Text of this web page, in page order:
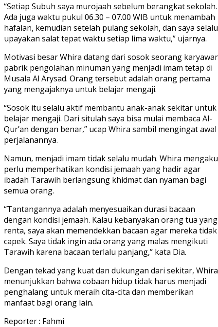
“Setiap Subuh saya murojaah sebelum berangkat sekolah.
Ada juga waktu pukul 06.30 – 07.00 WIB untuk menambah
hafalan, kemudian setelah pulang sekolah, dan saya selalu
upayakan salat tepat waktu setiap lima waktu,” ujarnya.
Motivasi besar Whira datang dari sosok seorang
pabrik pengolahan minuman yang menjadi imam tetap di
Musala Al Arysad. Orang tersebut adalah orang pertama
yang mengajaknya untuk belajar mengaji.
“Sosok itu selalu aktif membantu anak-anak sekitar untuk
belajar mengaji. Dari situlah saya bisa mulai membaca Al-
Qur’an dengan benar,” ucap Whira sambil mengingat awal
perjalanannya.
Namun, menjadi imam tidak selalu mudah. Whira mengaku
perlu memperhatikan kondisi jemaah yang hadir agar
ibadah Tarawih berlangsung khidmat dan nyaman bagi
semua orang.
“Tantangannya adalah menyesuaikan durasi bacaan
dengan kondisi jemaah. Kalau kebanyakan orang tua yang
renta, saya akan memendekkan bacaan agar mereka tidak
capek. Saya tidak ingin ada orang yang malas mengikuti
Tarawih karena bacaan terlalu panjang,” kata Dia.
Dengan tekad yang kuat dan dukungan dari sekitar, Whira
menunjukkan bahwa cobaan hidup tidak harus menjadi
penghalang untuk meraih cita-cita dan memberikan
manfaat bagi orang lain.
Reporter : Fahmi